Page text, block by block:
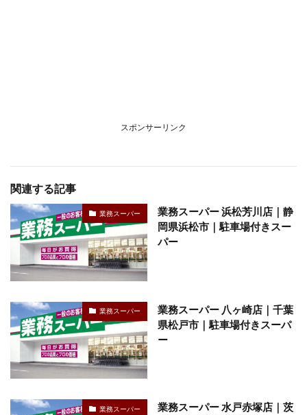
スポンサーリンク
関連する記事
業務スーパー
業務スーパー 浜松芳川店｜静
岡県浜松市｜駐車場付きスー
パー
業務スーパー
業務スーパー 八ヶ崎店｜千葉
県松戸市｜駐車場付きスーパ
ー
業務スーパー
業務スーパー 水戸赤塚店｜茨